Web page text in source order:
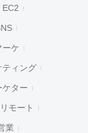
EC2
ーケ
ティング
ケター
リモート
業